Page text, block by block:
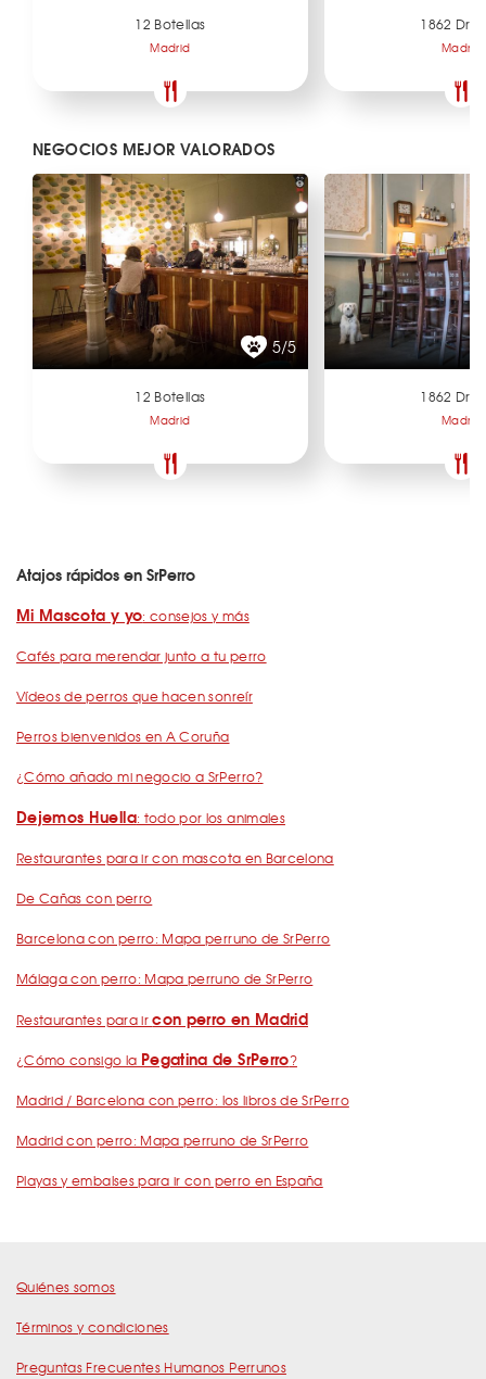
12 Botellas
Madrid
1862 Dry
Madrid
NEGOCIOS MEJOR VALORADOS
5/5
12 Botellas
Madrid
1862 Dry
Madrid
Atajos rápidos en SrPerro
Mi Mascota y yo: consejos y más
Cafés para merendar junto a tu perro
Vídeos de perros que hacen sonreír
Perros bienvenidos en A Coruña
¿Cómo añado mi negocio a SrPerro?
Dejemos Huella: todo por los animales
Restaurantes para ir con mascota en Barcelona
De Cañas con perro
Barcelona con perro: Mapa perruno de SrPerro
Málaga con perro: Mapa perruno de SrPerro
Restaurantes para ircon perro en Madrid
¿Cómo consigo la Pegatina de SrPerro?
Madrid / Barcelona con perro: los libros de SrPerro
Madrid con perro: Mapa perruno de SrPerro
Playas y embalses para ir con perro en España
Quiénes somos
Términos y condiciones
Preguntas Frecuentes Humanos Perrunos